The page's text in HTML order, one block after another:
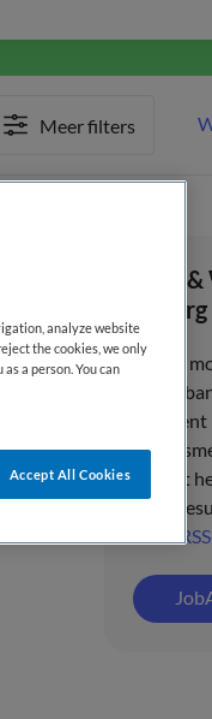
Meer filters
Zorg
Tilburg
Op dit
u vindt
Deze
analyze website
the cookies, we only
a person. You can
Accept All Cookies